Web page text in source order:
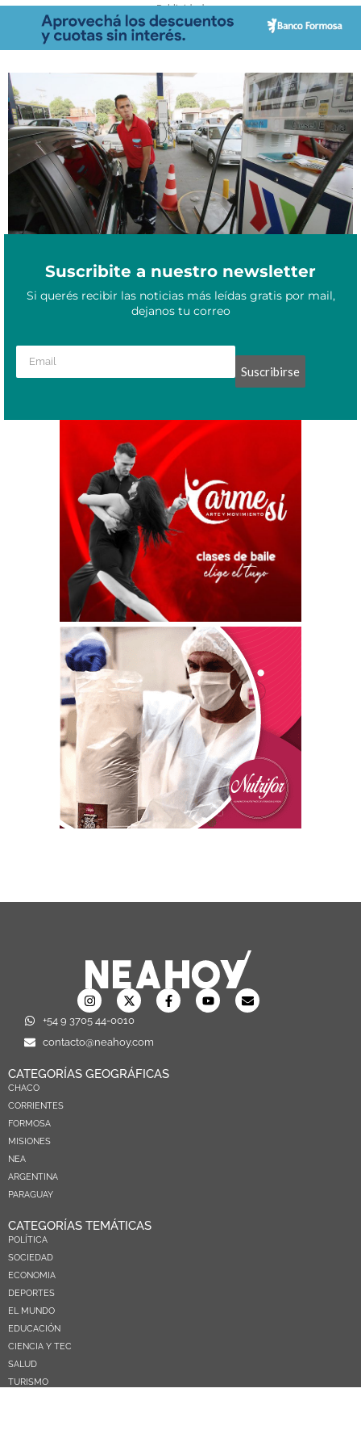
- Publicidad -
Combustibles más baratos en Paraguay: Petropar aplica
reducción de G. 250 por litro
Agosto 11, 2025
Suscribite a nuestro newsletter
Si querés recibir las noticias más leídas gratis por mail,
dejanos tu correo
Suscribirse
+54 9 3705 44-0010
contacto@neahoy.com
CATEGORÍAS GEOGRÁFICAS
CHACO
CORRIENTES
FORMOSA
MISIONES
NEA
ARGENTINA
PARAGUAY
CATEGORÍAS TEMÁTICAS
POLÍTICA
SOCIEDAD
ECONOMIA
DEPORTES
EL MUNDO
EDUCACIÓN
CIENCIA Y TEC
SALUD
TURISMO